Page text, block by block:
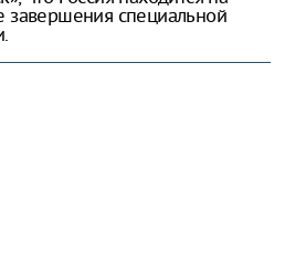
завершения специальной